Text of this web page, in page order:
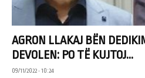
AGRON LLAKAJ BËN
DEVOLEN: PO TË KUJTOJ...
09/11/2022 • 10:24